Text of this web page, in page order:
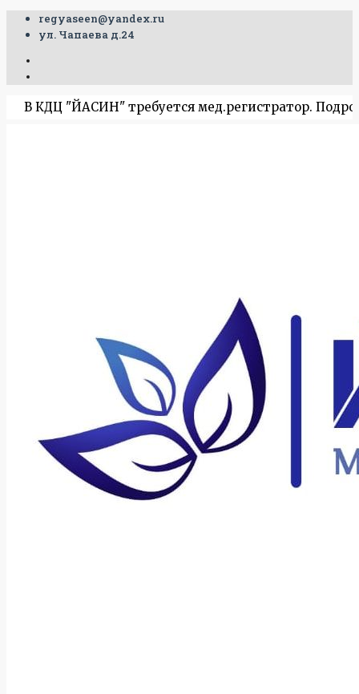
regyaseen@yandex.ru
ул. Чапаева д.24
"ЙАСИН" требуется мед.регистратор. Подробную